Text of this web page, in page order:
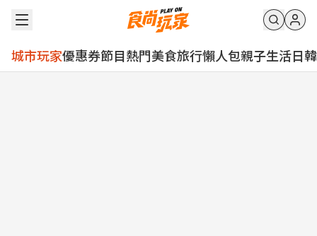
城市玩家優惠券節目熱門美食旅行懶人包親子生活日韓